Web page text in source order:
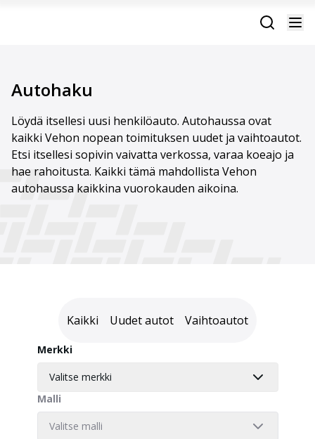
Autohaku
Löydä itsellesi uusi henkilöauto. Autohaussa ovat
kaikki Vehon nopean toimituksen uudet ja vaihtoautot.
Etsi itsellesi sopivin vaivatta verkossa, varaa koeajo ja
hae rahoitusta. Kaikki tämä mahdollista Vehon
autohaussa kaikkina vuorokauden aikoina.
Kaikki Uudet autot Vaihtoautot
Merkki
Valitse merkki
Malli
Valitse malli